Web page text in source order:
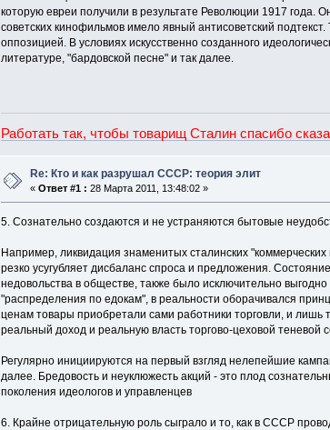
которую евреи получили в результате Революции 1917 года.
советских кинофильмов имело явный антисоветский
оппозицией. В условиях искусственно созданного
литературе, "бардовской песне" и так далее.
Работать так, чтобы товарищ Сталин спасибо
Re: Кто и как разрушал СССР: теория элит
«Ответ #1 : 28 Марта 2011, 13:48:02 »
5. Сознательно создаются и не устраняются бытовые
Например, ликвидация знаменитых сталинских
резко усугубляет дисбаланс спроса и предложения.
недовольства в обществе, также было исключительно
"распределения по едокам", в реальности оборачивался
ценам товары приобретали сами работники торговли, и лишь
реальный доход и реальную власть торгово-цеховой теневой
Регулярно инициируются на первый взгляд нелепейшие
далее. Бредовость и неуклюжесть акций - это плод
поколения идеологов и управленцев
6. Крайне отрицательную роль сыграло и то, как в СССР